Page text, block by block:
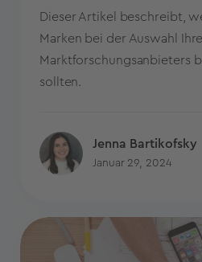
Dieser Artikel beschreibt,
Marken bei der Auswahl
Marktforschungsanbieters
sollten.
Jenna Bartikofsky
Januar 29, 2024